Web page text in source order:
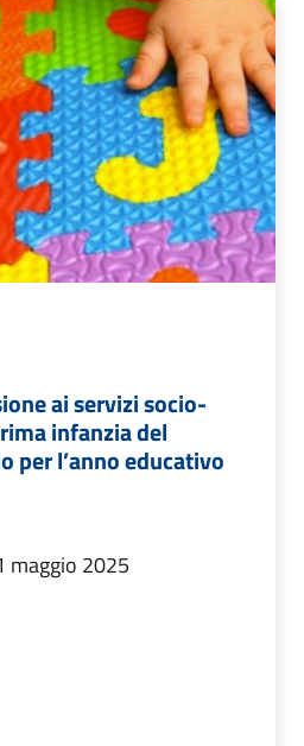
ai servizi socio-
infanzia del
per l’anno educativo
maggio 2025